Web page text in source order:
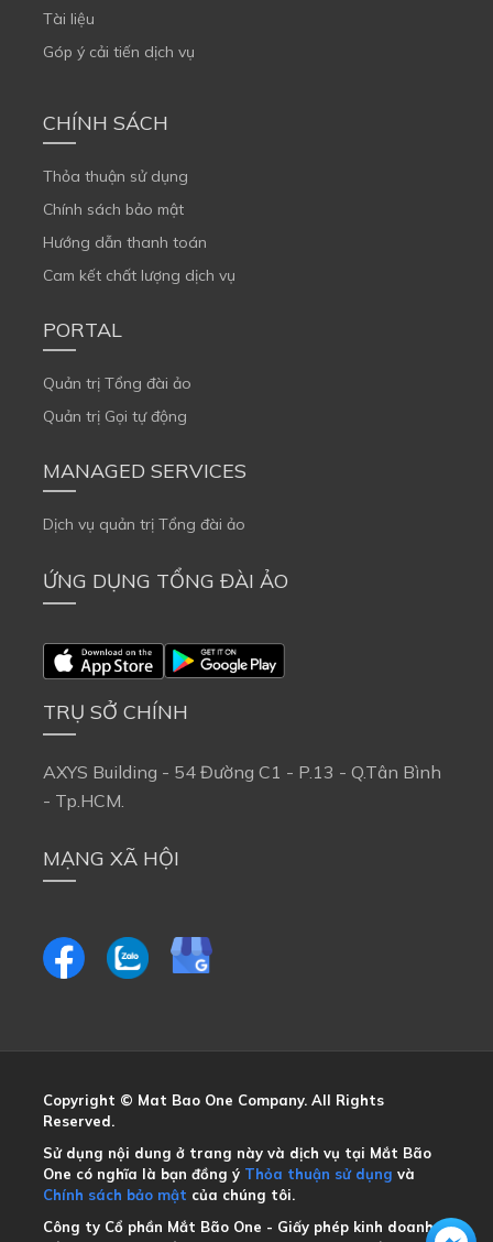
Tài liệu
Góp ý cải tiến dịch vụ
CHÍNH SÁCH
Thỏa thuận sử dụng
Chính sách bảo mật
Hướng dẫn thanh toán
Cam kết chất lượng dịch vụ
PORTAL
Quản trị Tổng đài ảo
Quản trị Gọi tự động
MANAGED SERVICES
Dịch vụ quản trị Tổng đài ảo
ỨNG DỤNG TỔNG ĐÀI ẢO
TRỤ SỞ CHÍNH
AXYS Building - 54 Đường C1 - P.13 - Q.Tân Bình
- Tp.HCM.
MẠNG XÃ HỘI
Copyright © Mat Bao One Company. All Rights
Reserved.
Sử dụng nội dung ở trang này và dịch vụ tại Mắt Bão
One có nghĩa là bạn đồng ý Thỏa thuận sử dụng và
Chính sách bảo mật của chúng tôi.
Công ty Cổ phần Mắt Bão One - Giấy phép kinh doanh